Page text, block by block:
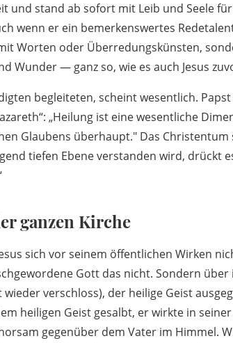
und stand ab sofort mit Leib und Seele
wenn er ein bemerkenswertes
Worten oder Überredungskünsten,
Wunder — ganz so, wie es auch Jesus
begleiteten, scheint wesentlich.
„Heilung ist eine wesentliche
Glaubens überhaupt." Das Christentum
tiefen Ebene verstanden wird, drückt
ganzen Kirche
sich vor seinem öffentlichen Wirken
Gott das nicht. Sondern
verschloss), der heilige Geist
heiligen Geist gesalbt, er wirkte in
gegenüber dem Vater im Himmel.